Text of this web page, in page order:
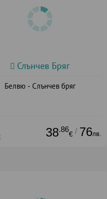
Слънчев Бряг
Белвю - Слънчев бряг
38.86
€ / 76лв.